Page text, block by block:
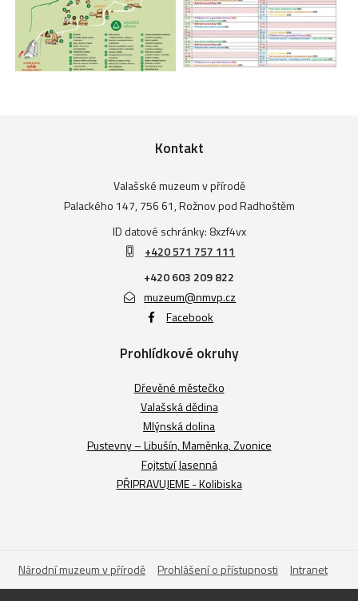
Kontakt
Valašské muzeum v přírodě
Palackého 147, 756 61, Rožnov pod Radhoštěm
ID datové schránky: 8xzf4vx
+420 571 757 111
+420 603 209 822
muzeum@nmvp.cz
Facebook
Prohlídkové okruhy
Dřevěné městečko
Valašská dědina
Mlýnská dolina
Pustevny – Libušín, Maměnka, Zvonice
Fojtství Jasenná
PŘIPRAVUJEME - Kolibiska
Národní muzeum v přírodě Prohlášení o přístupnosti Intranet